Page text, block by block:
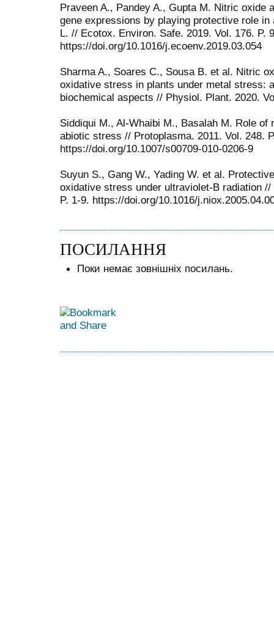
Praveen A., Pandey A., Gupta M. Nitric oxide
gene expressions by playing protective role
L. // Ecotox. Environ. Safe. 2019. Vol. 176. P.
https://doi.org/10.1016/j.ecoenv.2019.03.054
Sharma A., Soares C., Sousa B. et al. Nitric
oxidative stress in plants under metal stress:
biochemical aspects // Physiol. Plant. 2020.
Siddiqui M., Al-Whaibi M., Basalah M. Role
abiotic stress // Protoplasma. 2011. Vol. 248.
https://doi.org/10.1007/s00709-010-0206-9
Suyun S., Gang W., Yading W. et al.
oxidative stress under ultraviolet-B radiation
P. 1-9. https://doi.org/10.1016/
ПОСИЛАННЯ
Поки немає зовнішніх посилань.